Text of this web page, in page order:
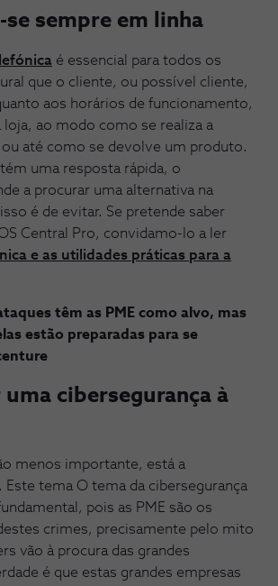
se sempre em linha
é essencial para todos os
que o cliente, ou possível cliente,
aos horários de funcionamento,
loja, ao modo como se realiza a
até como se devolve um produto.
uma resposta rápida, o
a procurar uma alternativa na
é de evitar. Se pretende saber
Central Pro, convidamo-lo a ler
e as utilidades práticas para a
têm as PME como alvo, mas
estão preparadas para se
uma cibersegurança à
menos importante, está a
Este tema O tema da cibersegurança
pois as PME são os
crimes, precisamente pelo mito
vão à procura das grandes
é que estas grandes empresas